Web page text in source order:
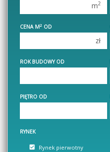
3 pokoje
4 pokoje
6 pokoi
m2
CENA M2 OD
zł
ROK BUDOWY OD
PIĘTRO OD
RYNEK
Rynek pierwotny